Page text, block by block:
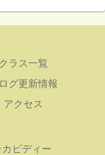
クラス一覧
グ更新情報
アクセス
ビディー